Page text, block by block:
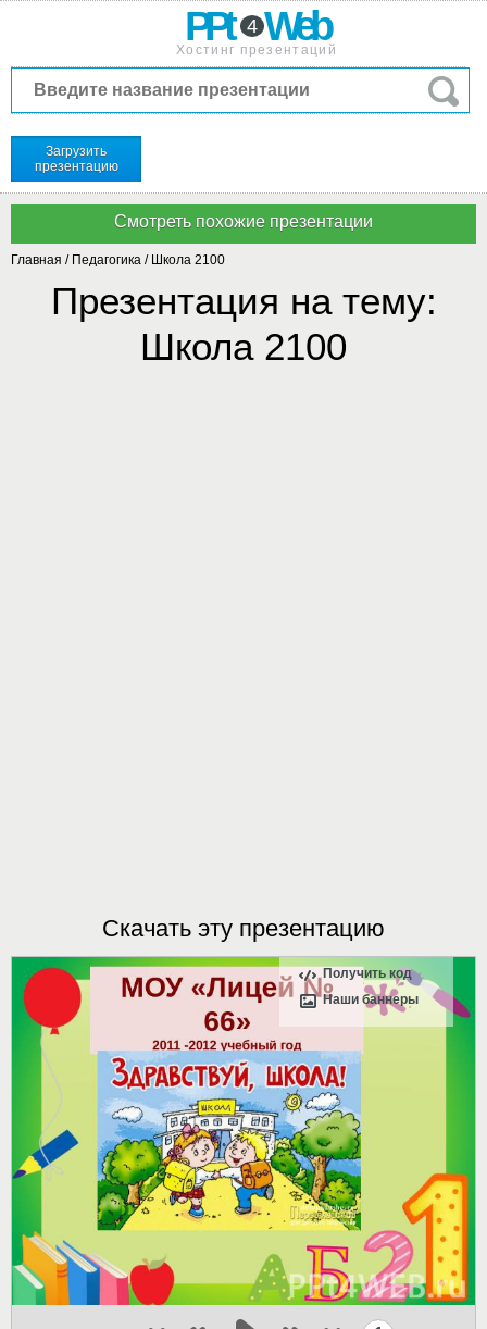
PPt 4 Web
Хостинг презентаций
Загрузить
презентацию
Главная / Педагогика / Школа 2100
Презентация на тему:
Школа 2100
Скачать эту презентацию
Получить код
Наши баннеры